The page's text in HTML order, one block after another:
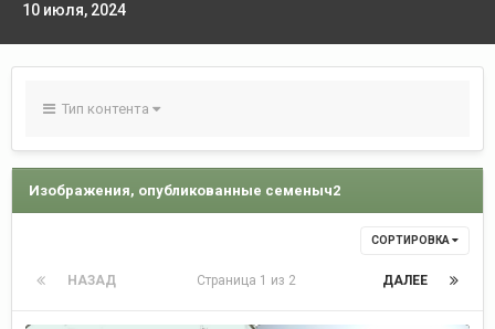
10 июля, 2024
Тип контента
Изображения, опубликованные семеныч2
СОРТИРОВКА
НАЗАД ДАЛЕЕ
Страница 1 из 2